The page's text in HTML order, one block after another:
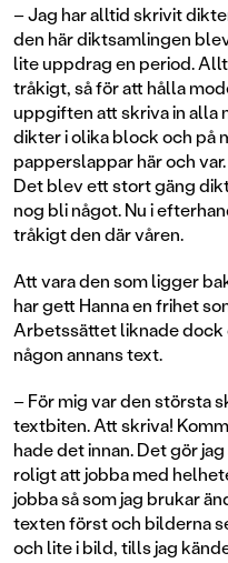
– Jag har alltid skrivit
den här diktsamlingen
lite uppdrag en period.
tråkigt, så för att hålla
uppgiften att skriva in alla
dikter i olika block och på
papperslappar här och
Det blev ett stort gäng
nog bli något. Nu i
tråkigt den där våren.
Att vara den som ligger
har gett Hanna en frihet
Arbetssättet liknade
någon annans text.
– För mig var den största
textbiten. Att skriva!
hade det innan. Det gör
roligt att jobba med
jobba så som jag brukar
texten först och bilderna
och lite i bild, tills jag